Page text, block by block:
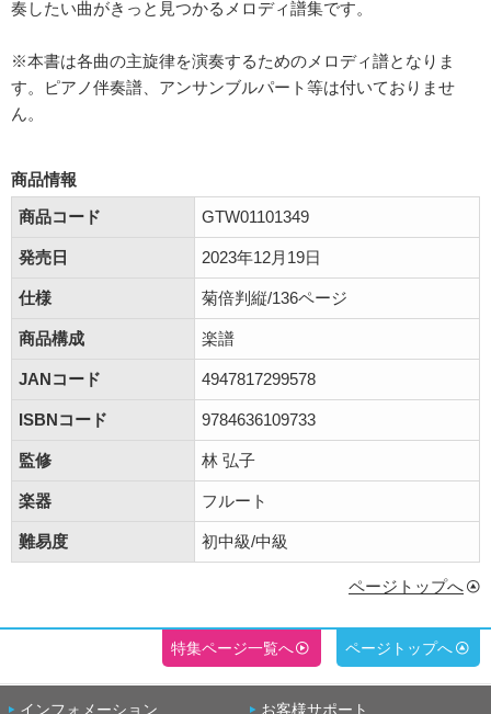
奏したい曲がきっと見つかるメロディ譜集です。
※本書は各曲の主旋律を演奏するためのメロディ譜となりま
す。ピアノ伴奏譜、アンサンブルパート等は付いておりませ
ん。
商品情報
商品コード
GTW01101349
発売日 2023年12月19日
仕様 菊倍判縦/136ページ
商品構成 楽譜
JANコード 4947817299578
ISBNコード 9784636109733
監修 林 弘子
楽器 フルート
難易度 初中級/中級
ページトップへ
特集ページ一覧へ ページトップへ
インフォメーション お客様サポート